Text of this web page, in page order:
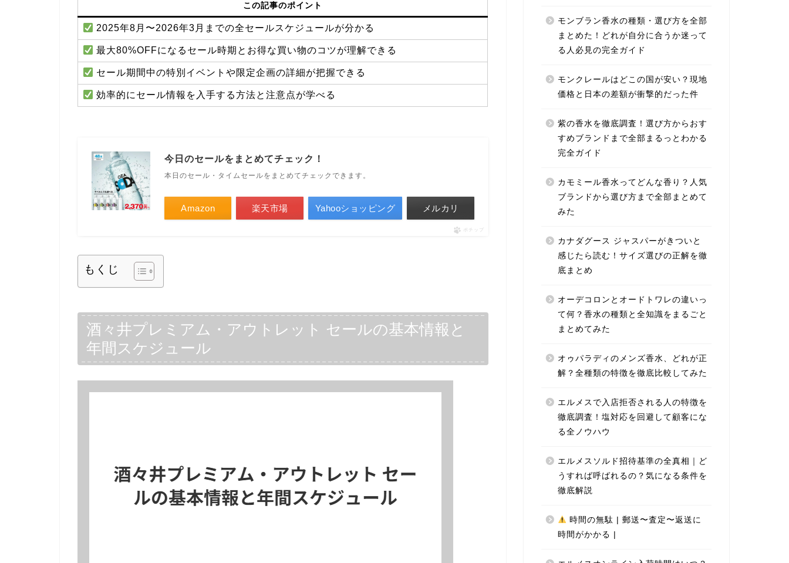
この記事のポイント
2025年8月〜2026年3月までの全セールスケジュールが分かる
最大80%OFFになるセール時期とお得な買い物のコツが理解できる
セール期間中の特別イベントや限定企画の詳細が把握できる
効率的にセール情報を入手する方法と注意点が学べる
今日のセールをまとめてチェック！
本日のセール・タイムセールをまとめてチェックできます。
Amazon 楽天市場 Yahooショッピング メルカリ
ポチップ
もくじ
酒々井プレミアム・アウトレット セールの基本情報と
年間スケジュール
モンブラン香水の種類・選び方を全部
まとめた！どれが自分に合うか迷って
る人必見の完全ガイド
モンクレールはどこの国が安い？現地
価格と日本の差額が衝撃的だった件
紫の香水を徹底調査！選び方からおす
すめブランドまで全部まるっとわかる
完全ガイド
カモミール香水ってどんな香り？人気
ブランドから選び方まで全部まとめて
みた
カナダグース ジャスパーがきついと
感じたら読む！サイズ選びの正解を徹
底まとめ
オーデコロンとオードトワレの違いっ
て何？香水の種類と全知識をまるごと
まとめてみた
オゥパラディのメンズ香水、どれが正
解？全種類の特徴を徹底比較してみた
エルメスで入店拒否される人の特徴を
徹底調査！塩対応を回避して顧客にな
る全ノウハウ
エルメスソルド招待基準の全真相｜ど
うすれば呼ばれるの？気になる条件を
徹底解説
時間の無駄 | 郵送〜査定〜返送に
時間がかかる |